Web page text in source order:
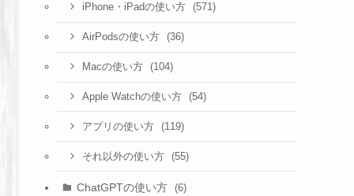
iPhone・iPadの使い方 (571)
AirPodsの使い方 (36)
Macの使い方 (104)
Apple Watchの使い方 (54)
アプリの使い方 (119)
それ以外の使い方 (55)
ChatGPTの使い方 (6)